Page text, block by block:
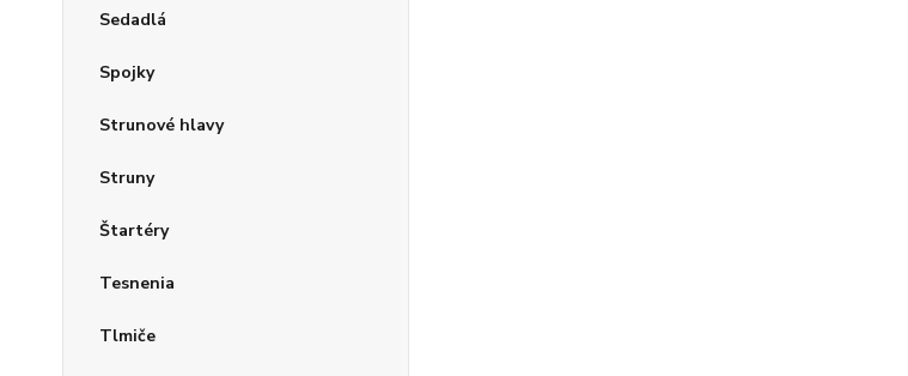
Sedadlá
Spojky
Strunové hlavy
Struny
Štartéry
Tesnenia
Tlmiče